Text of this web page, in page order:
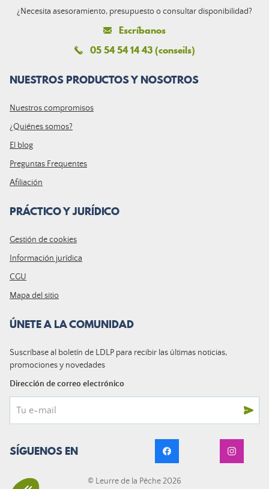
¿Necesita asesoramiento, presupuesto o consultar disponibilidad?
Escríbanos
05 54 54 14 43 (conseils)
NUESTROS PRODUCTOS Y NOSOTROS
Nuestros compromisos
¿Quiénes somos?
El blog
Preguntas Frequentes
Afiliación
PRÁCTICO Y JURÍDICO
Gestión de cookies
Información jurídica
CGU
Mapa del sitio
ÚNETE A LA COMUNIDAD
Suscríbase al boletín de LDLP para recibir las últimas noticias,
promociones y novedades
Dirección de correo electrónico
SÍGUENOS EN
© Leurre de la Pêche 2026